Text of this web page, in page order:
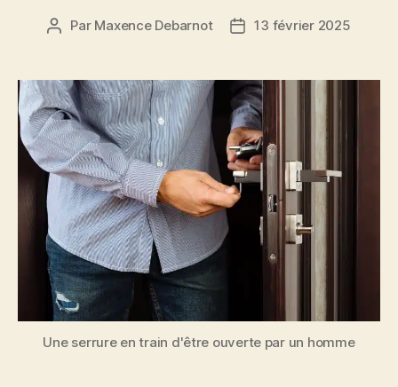
Auteur
Par Maxence Debarnot
Date13 février 2025
Une serrure en train d'être ouverte par un homme